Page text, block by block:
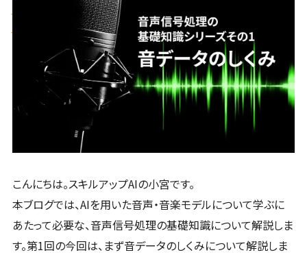
こんにちは。スキルアップAIの小宮です。
本ブログでは、AIを用いた音声・音楽モデルについて学ぶに
あたって必要な、音声信号処理の基礎知識について解説しま
す。第1回の今回は、まず音データのしくみについて解説しま